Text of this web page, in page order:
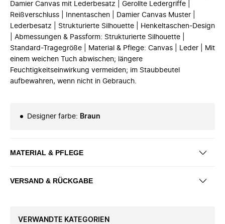
Damier Canvas mit Lederbesatz | Gerollte Ledergriffe |
Reißverschluss | Innentaschen | Damier Canvas Muster |
Lederbesatz | Strukturierte Silhouette | Henkeltaschen-Design
| Abmessungen & Passform: Strukturierte Silhouette |
Standard-Tragegröße | Material & Pflege: Canvas | Leder | Mit
einem weichen Tuch abwischen; längere
Feuchtigkeitseinwirkung vermeiden; im Staubbeutel
aufbewahren, wenn nicht in Gebrauch.
Designer farbe: Braun
MATERIAL & PFLEGE
VERSAND & RÜCKGABE
VERWANDTE KATEGORIEN